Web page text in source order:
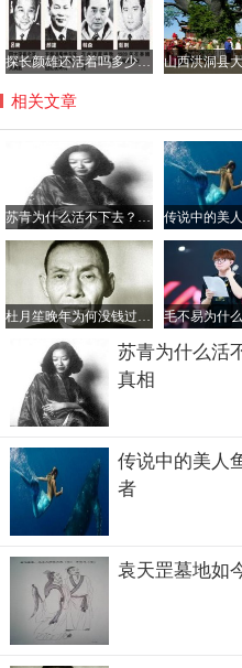
多年来一直遵守着这个规则
现了一架废弃的飞机，并
具。有了武器就有了权力，
比嘉和子，引起了男人之间
终男人们清醒了明白了造成
于是他们觉得将她杀死。
探长颜雄还活着吗多少岁了，颜雄当过吕乐的上级吗？
相关文章
苏青为什么活不下去？张爱玲苏青绝交的原因真相
杜月笙晚年为何没钱过的很惨？杜月笙最厉害的手下是谁
苏青为什么活
真相
传说中的美人
者
袁天罡墓地如